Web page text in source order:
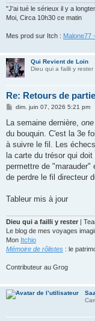
"J'ai tué le sérieux il y a
Moi, Circa 10h30 ce matin
Mes prod sur Itch : Malone77
Qui Revient de Loin
Dieu qui a failli y rester
Re: Retours de
M
s
a
g
dim. juin 07, 2026 5:21 pm
La semaine dernière,
du bouquin. C'est la 3e
à suivre le fil. Les
la carte du trésor qui
permettre de "marauder"
de perdre le fil directeur
Tableur mis à jour
Dieu qui a failli y rester |
Le blog de mes voyages
Mon Itchio
Mémoire de rôlistes : le
Contributeur au Grog